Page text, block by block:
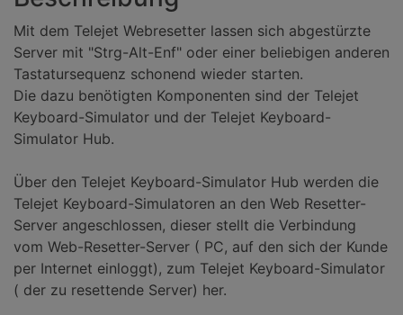
z
a
h
l
:
Mit dem Telejet Webresetter lassen sich abgestürzte
Server mit "Strg-Alt-Enf" oder einer beliebigen anderen
Tastatursequenz schonend wieder starten.
Die dazu benötigten Komponenten sind der Telejet
Keyboard-Simulator und der Telejet Keyboard-
Simulator Hub.
Über den Telejet Keyboard-Simulator Hub werden die
Telejet Keyboard-Simulatoren an den Web Resetter-
Server angeschlossen, dieser stellt die Verbindung
vom Web-Resetter-Server ( PC, auf den sich der Kunde
per Internet einloggt), zum Telejet Keyboard-Simulator
( der zu resettende Server) her.